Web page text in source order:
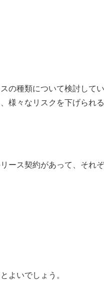
の種類について検討して
様々なリスクを下げられ
ース契約があって、それ
よいでしょう。